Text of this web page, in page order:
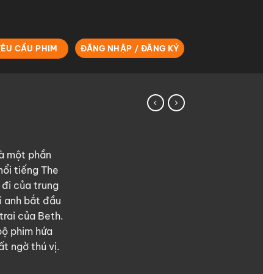
CẦU PHIM ĐĂNG NHẬP / ĐĂNG KÝ
một phần
tiếng The
đi của trung
anh bắt đầu
của Beth.
phim hứa
ngờ thú vị.